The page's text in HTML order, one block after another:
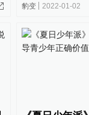
豹变 2022-01-02